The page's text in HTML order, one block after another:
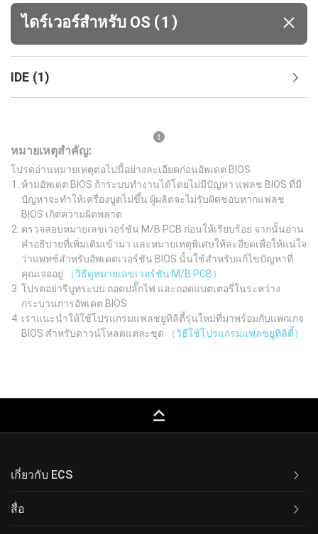
ไดร์เวอร์สำหรับ OS (1 )
IDE (1)
หมายเหตุสำคัญ:
โปรดอ่านหมายเหตุต่อไปนี้อย่างละเอียดก่อนอัพเดต BIOS
ห้ามอัพเดต BIOS ถ้าระบบทำงานได้โดยไม่มีปัญหา แฟลช BIOS ที่มี
ปัญหาจะทำให้เครื่องบูตไม่ขึ้น ผู้ผลิตจะไม่รับผิดชอบหากแฟลช
BIOS เกิดความผิดพลาด
ตรวจสอบหมายเลขเวอร์ชัน M/B PCB ก่อนให้เรียบร้อย จากนั้นอ่าน
คำอธิบายที่เพิ่มเติมเข้ามา และหมายเหตุพิเศษให้ละอียดเพื่อให้แน่ใจ
ว่าแพทช์สำหรับอัพเดตเวอร์ชัน BIOS นั้นใช้สำหรับแก้ไขปัญหาที่
คุณเจออยู่
（วิธีดูหมายเลขเวอร์ชัน M/B PCB）
โปรดอย่ารีบูทระบบ ถอดปลั๊กไฟ และถอดแบตเตอรี่ในระหว่าง
กระบวนการอัพเดต BIOS
เราแนะนำให้ใช้โปรแกรมแฟลชยูทิลิตี้รุ่นใหม่ที่มาพร้อมกับแพกเกจ
BIOS สำหรับดาวน์โหลดแต่ละชุด
（วิธีใช้โปรแกรมแฟลชยูทิลิตี้）
keyboard_capslock
เกี่ยวกับ ECS
สื่อ